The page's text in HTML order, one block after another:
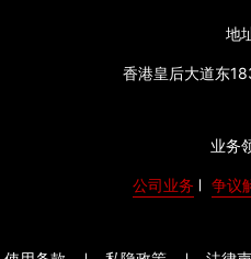
地
香港皇后大道东
业务
公司业务 争议